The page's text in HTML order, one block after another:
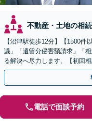
不動産・土地の相続
【沼津駅徒歩12分】【1500
議」「遺留分侵害額請求」「
る解決へ尽力します。【初回相
電話で面談予約